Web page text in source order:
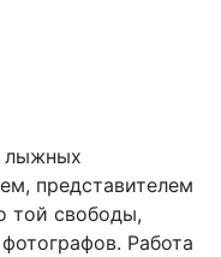
лыжных
представителем
той свободы,
Работа